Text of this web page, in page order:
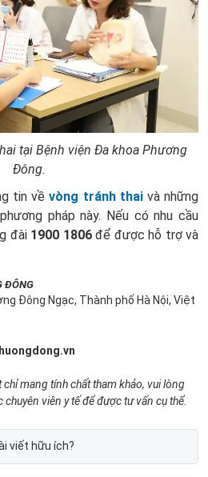
tại Bệnh viện Đa khoa Phương
Đông.
tin về vòng tránh thai và những
pháp này. Nếu có nhu cầu
đài 1900 1806để được hỗ trợ và
ĐÔNG
Đông Ngạc, Thành phố Hà Nội, Việt
mang tính chất tham khảo, vui lòng
chuyên viên y tế để được tư vấn cụ thể.
viết hữu ích?